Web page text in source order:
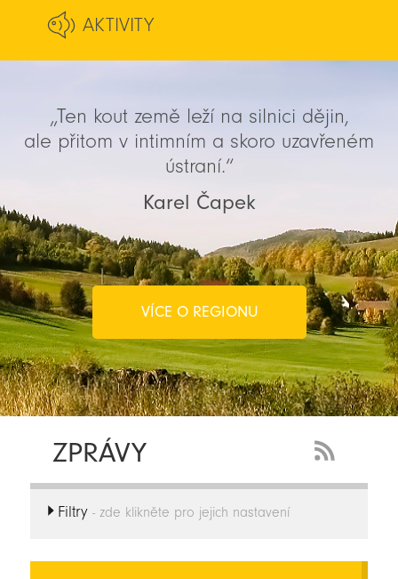
AKTIVITY
„Ten kout země leží na silnici dějin,
ale přitom v intimním a skoro uzavřeném
ústraní.“
Karel Čapek
VÍCE O REGIONU
ZPRÁVY
Feed
Filtry- zde klikněte pro jejich nastavení